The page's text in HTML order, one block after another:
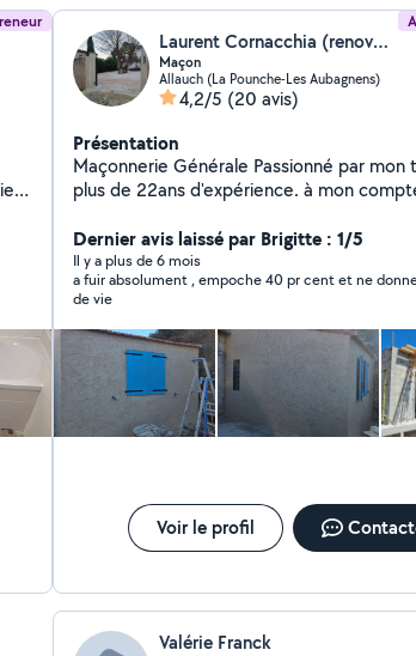
si
Laurent Cornacchia (renovbati13)
Maçon
Allauch (La Pounche-Les Aubagnens)
4,2/5 (20 avis)
Présentation
Maçonnerie Générale Passionné par mon travail avec
plus de 22ans d'expérience. à mon
spécialisé dans les pose et rénovations de toutes
types de toit -Maçonnerie générale neuf et rénovation
- construction de maison -Charpente Couverture -
Aménagement intérieur extérieur - Carrelage sol et
fayanse (tous type de carreaux) - terrassement -
piscine traditionnelle ou moderne - ravalement de
façades -placo -Etanchéité -Création et rénovation de
Salle de bain -Pose de douche à l'italienne -Création et
rénovation de Cuisine C'est avec plaisir que je vous
Dernier avis laissé par Brigitte : 1/5
Il y a plus de 6 mois
a fuir absolument , empoche 40 pr cent et ne
de vie
Voir le profil
Valérie Franck